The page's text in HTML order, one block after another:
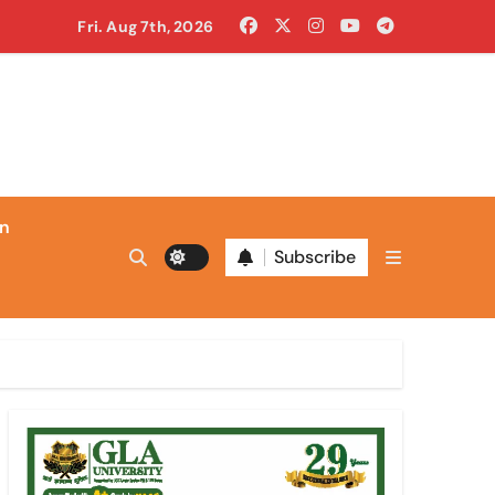
होगी मुद्दा
था
थे
Fri. Aug 7th, 2026
Subscribe